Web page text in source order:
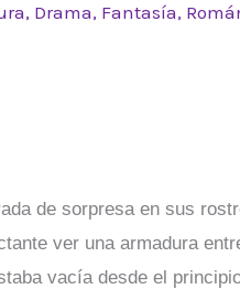
, Drama, Fantasía,
de sorpresa en sus
ver una armadura
vacía desde el